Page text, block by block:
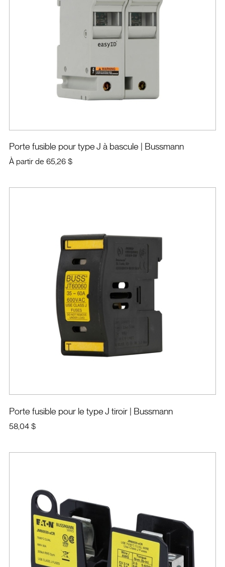
Porte fusible pour type J à bascule | Bussmann
À partir de 65,26 $
Porte fusible pour le type J tiroir | Bussmann
58,04 $